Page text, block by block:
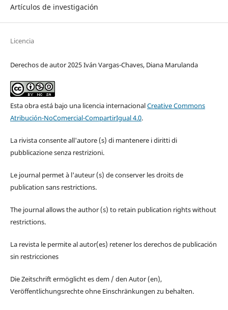
Artículos de investigación
Licencia
Derechos de autor 2025 Iván Vargas-Chaves, Diana Marulanda
Esta obra está bajo una licencia internacionalCreative Commons
Atribución-NoComercial-CompartirIgual 4.0.
La rivista consente all'autore (s) di mantenere i diritti di
pubblicazione senza restrizioni.
Le journal permet à l'auteur (s) de conserver les droits de
publication sans restrictions.
The journal allows the author (s) to retain publication rights without
restrictions.
La revista le permite al autor(es) retener los derechos de publicación
sin restricciones
Die Zeitschrift ermöglicht es dem / den Autor (en),
Veröffentlichungsrechte ohne Einschränkungen zu behalten.